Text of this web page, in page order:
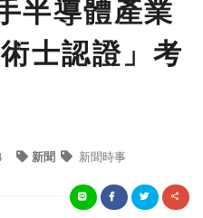
半導體產業
士認證」考
新聞 新聞時事